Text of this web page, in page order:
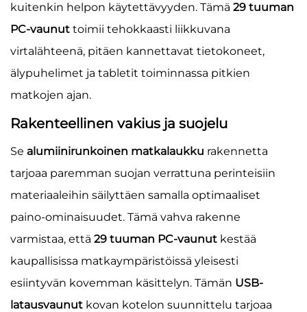
kuitenkin helpon käytettävyyden. Tämä 29 tuuman
PC-vaunut toimii tehokkaasti liikkuvana
virtalähteenä, pitäen kannettavat tietokoneet,
älypuhelimet ja tabletit toiminnassa pitkien
matkojen ajan.
Rakenteellinen vakius ja suojelu
Se alumiinirunkoinen matkalaukku rakennetta
tarjoaa paremman suojan verrattuna perinteisiin
materiaaleihin säilyttäen samalla optimaaliset
paino-ominaisuudet. Tämä vahva rakenne
varmistaa, että 29 tuuman PC-vaunut kestää
kaupallisissa matkaympäristöissä yleisesti
esiintyvän kovemman käsittelyn. Tämän USB-
latausvaunut kovan kotelon suunnittelu tarjoaa